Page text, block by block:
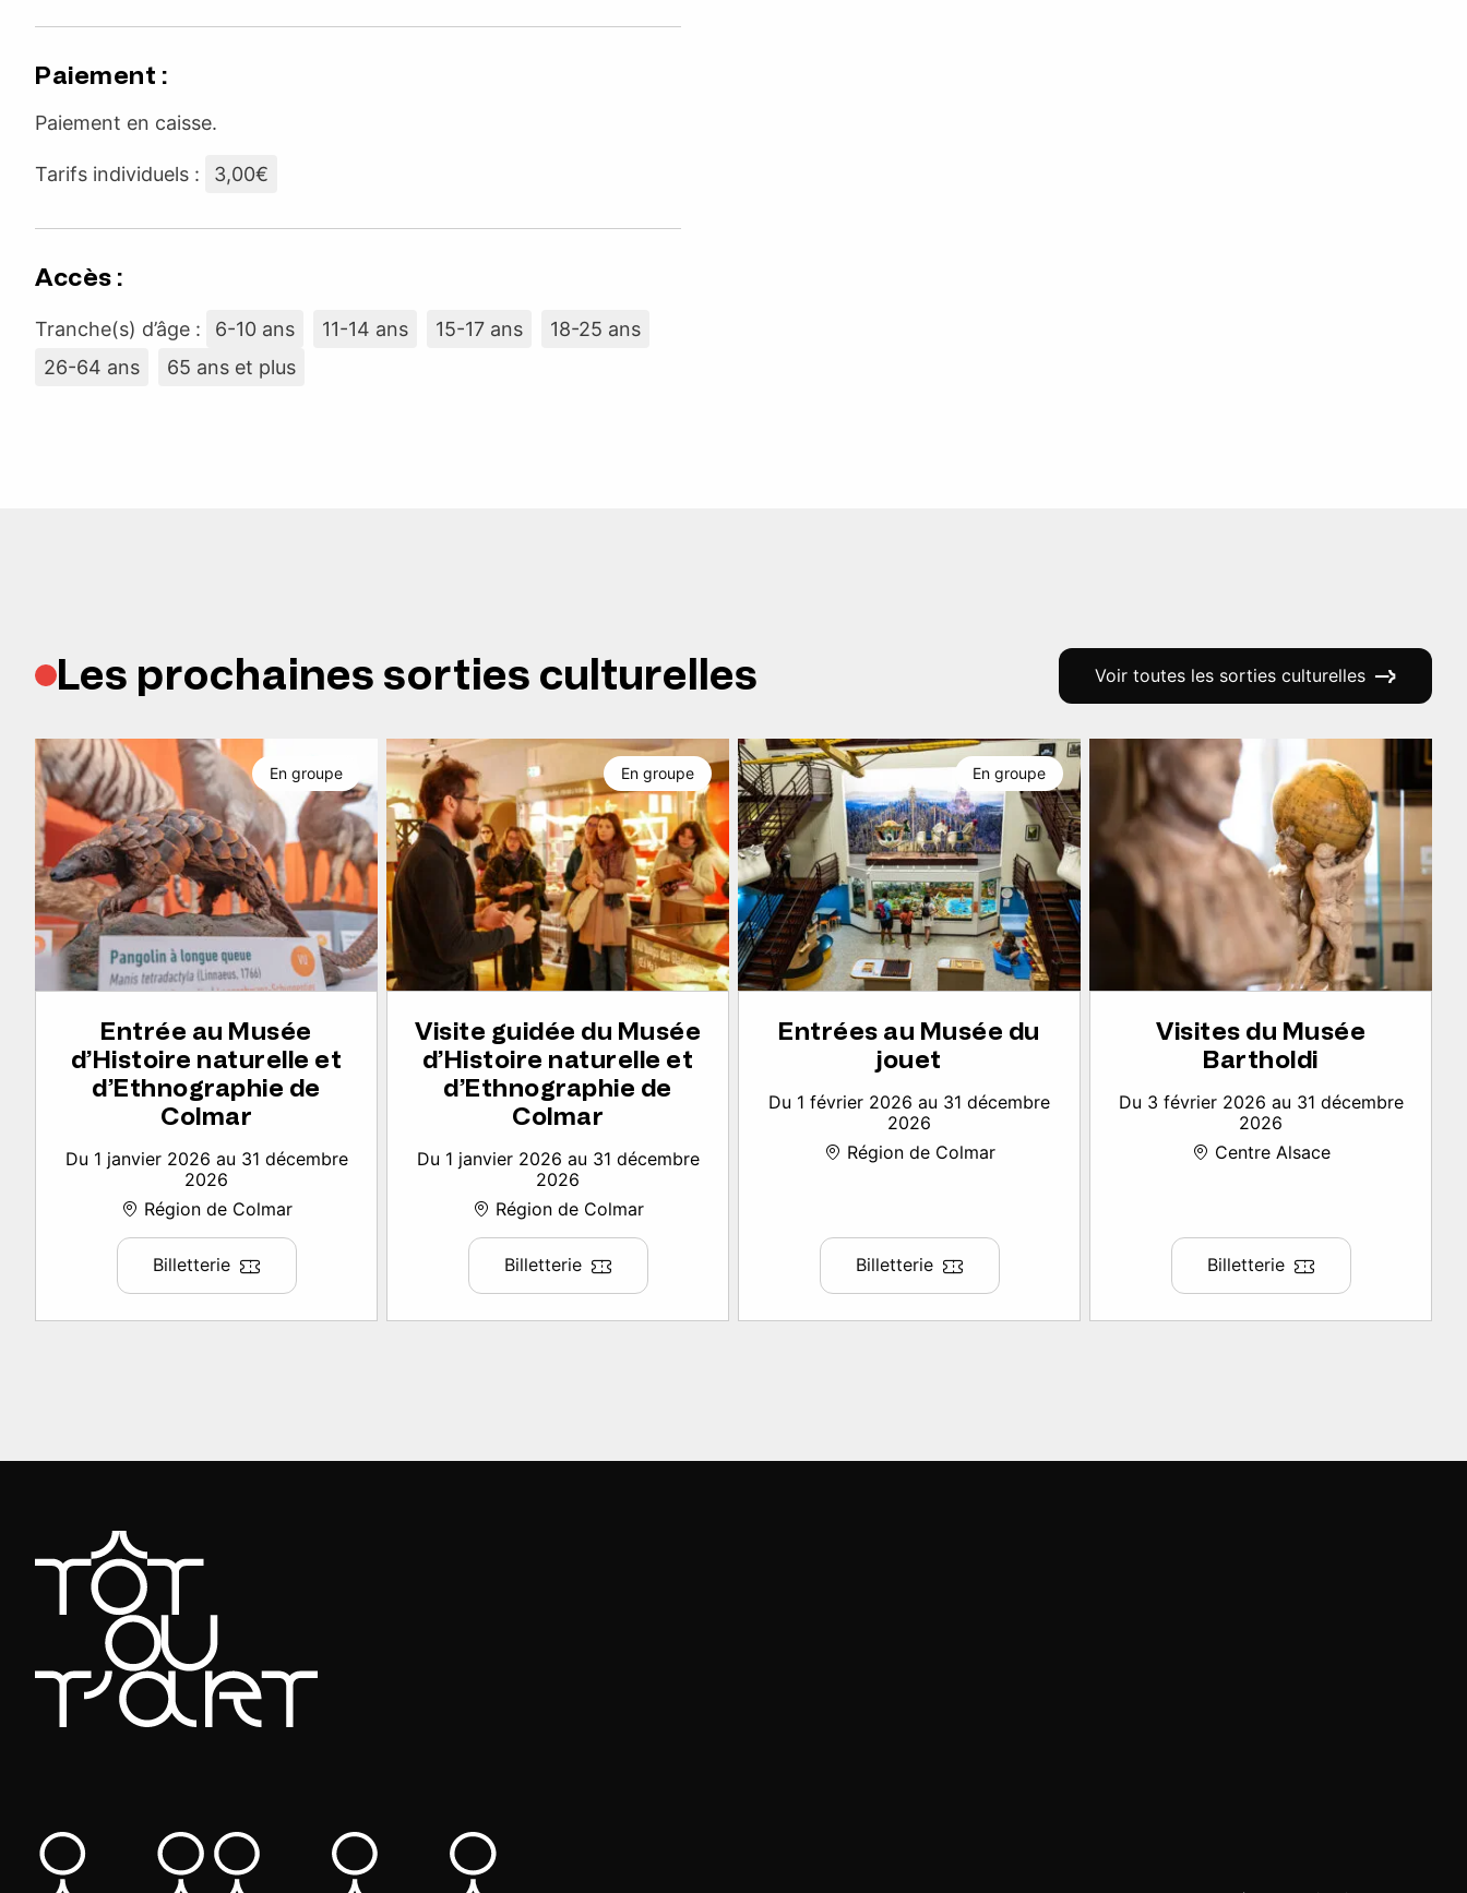
Paiement :
Paiement en caisse.
Tarifs individuels : 3,00€
Accès :
Tranche(s) d’âge : 6-10 ans 11-14 ans 15-17 ans
18-25 ans
26-64 ans
65 ans et plus
Les prochaines sorties culturelles Voir toutes les sorties culturelles
Entrée au Musée
d’Histoire naturelle et
d’Ethnographie de
Colmar
Du 1 janvier 2026 au 31 décembre
2026
Région de Colmar
Billetterie
En groupe
Visite guidée du Musée
d’Histoire naturelle et
d’Ethnographie de
Colmar
Du 1 janvier 2026 au 31 décembre
2026
Région de Colmar
Billetterie
En groupe
Entrées au Musée du
jouet
Du 1 février 2026 au 31 décembre
2026
Région de Colmar
Billetterie
En groupe
Visites du Musée
Bartholdi
Du 3 février 2026 au 31 décembre
2026
Centre Alsace
Billetterie